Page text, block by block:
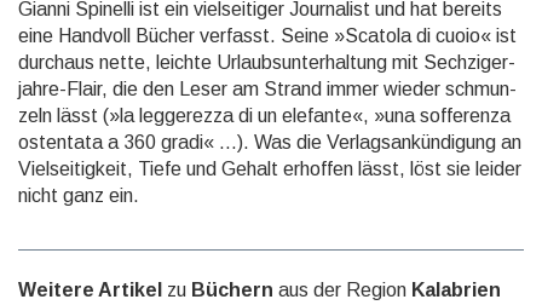
Gianni Spinelli ist ein vielseitiger Journalist und hat bereits
eine Handvoll Bücher verfasst. Seine »Scatola di cuoio« ist
durchaus nette, leichte Urlaubs­unter­haltung mit Sechziger­
jahre-Flair, die den Leser am Strand immer wieder schmun­
zeln lässt (»la legge­rezza di un elefante«, »una soffe­renza
osten­tata a 360 gradi« …). Was die Verlags­ankündi­gung an
Viel­seitig­keit, Tiefe und Gehalt erhoffen lässt, löst sie leider
nicht ganz ein.
Weitere Artikel zu Büchern aus der Region Kalabrien